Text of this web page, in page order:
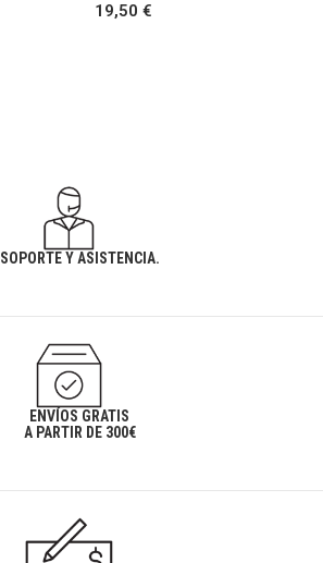
19,50 €
SOPORTE Y ASISTENCIA.
ENVÍOS GRATIS
A PARTIR DE 300€